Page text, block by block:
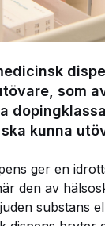
som
kunna
ger en
den av
substans